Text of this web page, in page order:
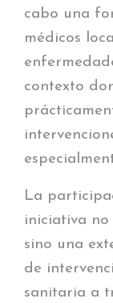
cabo una
médicos
contexto
La
iniciativa
sino una
de
sanitaria a